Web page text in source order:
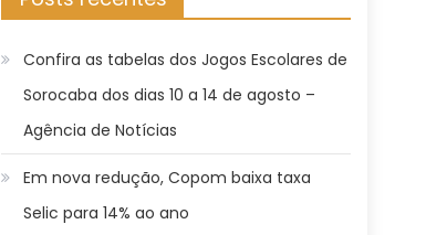
Confira as tabelas dos Jogos Escolares de
Sorocaba dos dias 10 a 14 de agosto –
Agência de Notícias
Em nova redução, Copom baixa taxa
Selic para 14% ao ano